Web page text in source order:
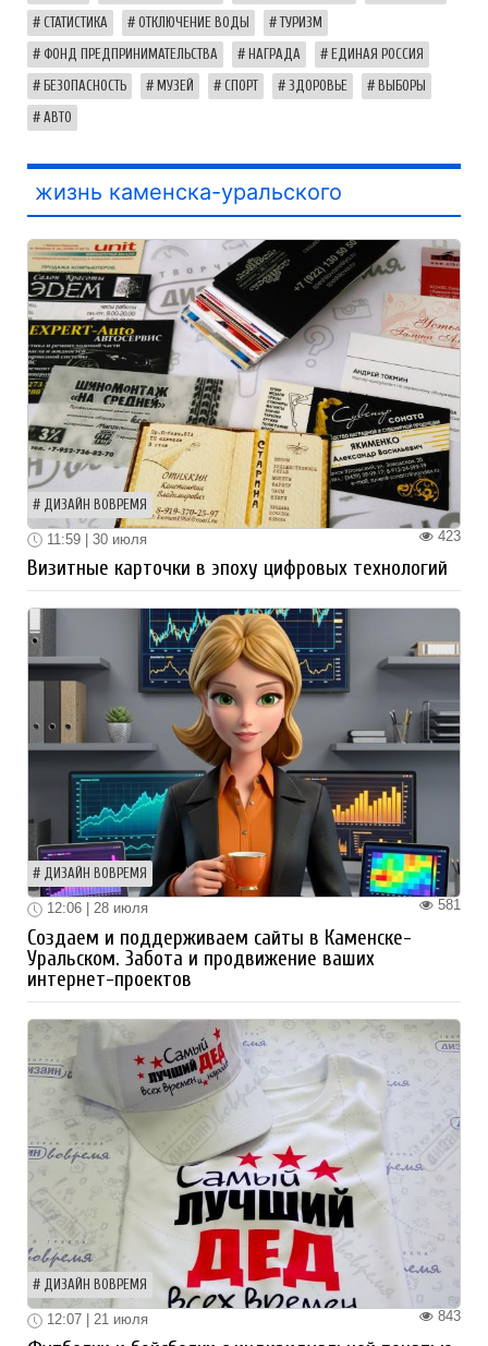
СТАТИСТИКА ОТКЛЮЧЕНИЕ ВОДЫ ТУРИЗМ
ФОНД ПРЕДПРИНИМАТЕЛЬСТВА НАГРАДА ЕДИНАЯ РОССИЯ
БЕЗОПАСНОСТЬ МУЗЕЙ СПОРТ ЗДОРОВЬЕ ВЫБОРЫ
АВТО
жизнь каменска-уральского
ДИЗАЙН ВОВРЕМЯ
423
11:59 | 30 июля
Визитные карточки в эпоху цифровых технологий
ДИЗАЙН ВОВРЕМЯ
581
12:06 | 28 июля
Создаем и поддерживаем сайты в Каменске-
Уральском. Забота и продвижение ваших
интернет-проектов
ДИЗАЙН ВОВРЕМЯ
843
12:07 | 21 июля